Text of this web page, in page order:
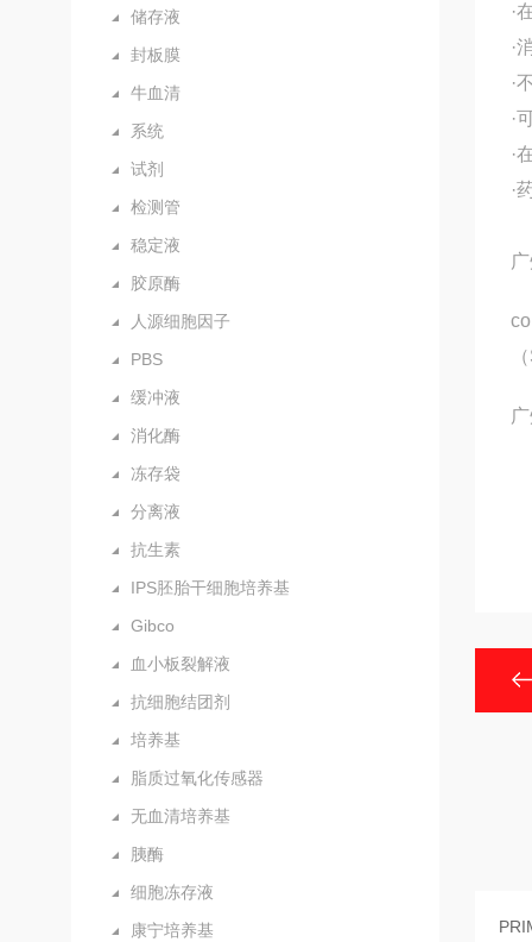
储存液
封板膜
牛血清
系统
试剂
检测管
稳定液
胶原酶
人源细胞因子
PBS
缓冲液
消化酶
冻存袋
分离液
抗生素
IPS胚胎干细胞培养基
Gibco
血小板裂解液
抗细胞结团剂
培养基
脂质过氧化传感器
无血清培养基
胰酶
细胞冻存液
康宁培养基
·
·
·
·
·
·